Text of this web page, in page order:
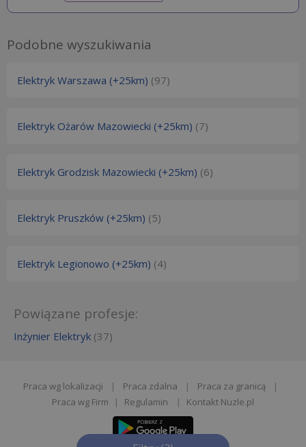
Podobne wyszukiwania
Elektryk Warszawa (+25km) (97)
Elektryk Ożarów Mazowiecki (+25km) (7)
Elektryk Grodzisk Mazowiecki (+25km) (6)
Elektryk Pruszków (+25km) (5)
Elektryk Legionowo (+25km) (4)
Powiązane profesje:
Inżynier Elektryk (37)
Praca wg lokalizacji | Praca zdalna | Praca za granicą
|
Praca wg Firm
| Regulamin | Kontakt Nuzle.pl